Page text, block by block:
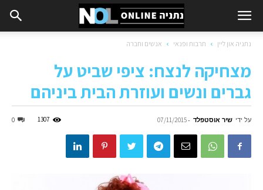
נתניה און ליין תרבות ופנאי אנשים וחברה
מצחיקה לנצח: ציפי שביט על
גברים ונשים ועוזרת הבית ביניהם
על ידי שיר אוסטפלד -
07/11/2015
0 1307